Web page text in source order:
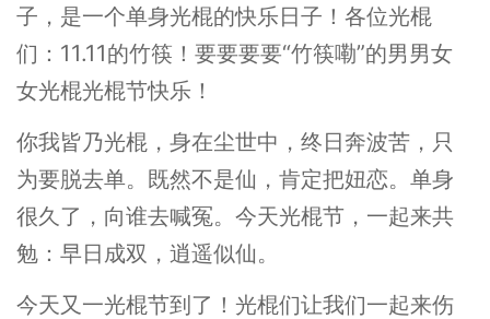
子，是一个单身光棍的快乐日子！各位光棍
们：11.11的竹筷！要要要要“竹筷嘞”的男男女
女光棍光棍节快乐！
你我皆乃光棍，身在尘世中，终日奔波苦，只
为要脱去单。既然不是仙，肯定把妞恋。单身
很久了，向谁去喊冤。今天光棍节，一起来共
勉：早日成双，逍遥似仙。
今天又一光棍节到了！光棍们让我们一起来伤